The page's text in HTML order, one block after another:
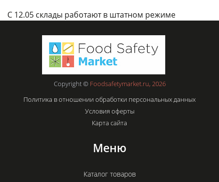
С 12.05 склады работают в штатном режиме
Copyright © Foodsafetymarket.ru, 2026
Политика в отношении обработки персональных данных
Условия оферты
Карта сайта
Меню
Каталог товаров